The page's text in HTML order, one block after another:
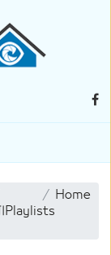
Home
Playlists